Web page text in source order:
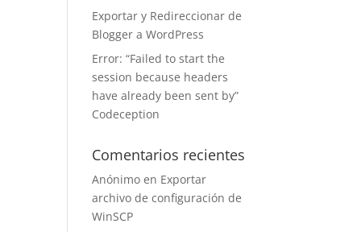
Exportar y Redireccionar de
Blogger a WordPress
Error: “Failed to start the
session because headers
have already been sent by”
Codeception
Comentarios recientes
Anónimo en Exportar
archivo de configuración de
WinSCP